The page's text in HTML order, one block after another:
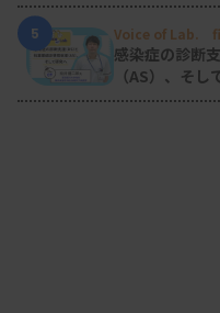
5
Voice of Lab.
検査部微生物遺
感染症の診断
（AS）、そし